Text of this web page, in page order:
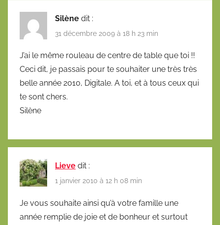
Silène dit :
31 décembre 2009 à 18 h 23 min
J’ai le même rouleau de centre de table que toi !!
Ceci dit, je passais pour te souhaiter une très très
belle année 2010, Digitale. A toi, et à tous ceux qui
te sont chers.
Silène
Lieve dit :
1 janvier 2010 à 12 h 08 min
Je vous souhaite ainsi qu’à votre famille une
année remplie de joie et de bonheur et surtout